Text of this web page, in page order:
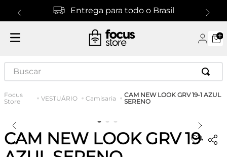
Entrega para todo o Brasil
Buscar
VESTUÁRIO Camisaria
CAM NEW LOOK GRV 19-1 AZUL
SERENO
CAM NEW LOOK GRV 19-1